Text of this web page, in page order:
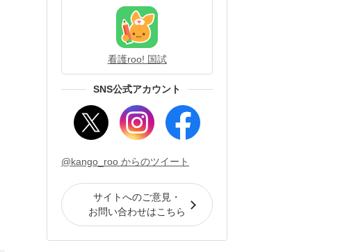
看護roo! 国試
SNS公式アカウント
@kango_roo からのツイート
サイトへのご意見・
お問い合わせはこちら